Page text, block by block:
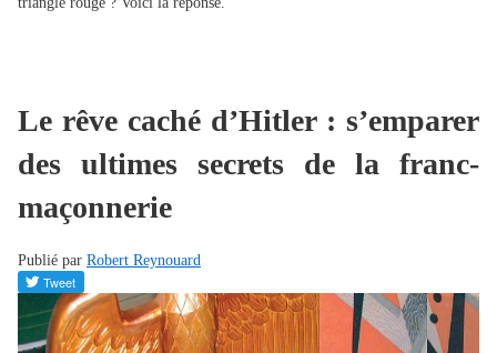
Le rêve caché d’Hitler : s’emparer
des ultimes secrets de la franc-
maçonnerie
Publié par Robert Reynouard